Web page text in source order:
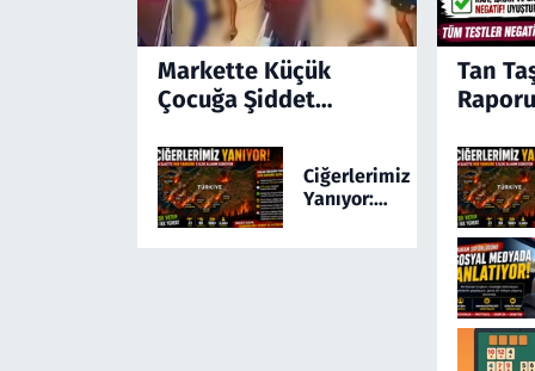
Markette Küçük
Çocuğa Şiddet
Ayağa Kaldıran
Olayda Şüpheli
Gözaltında
Ciğerlerimiz
Yanıyor:
Tan